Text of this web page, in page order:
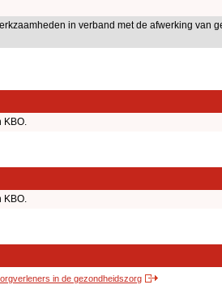
in verband met de afwerking van
KBO.
KBO.
in de gezondheidszorg